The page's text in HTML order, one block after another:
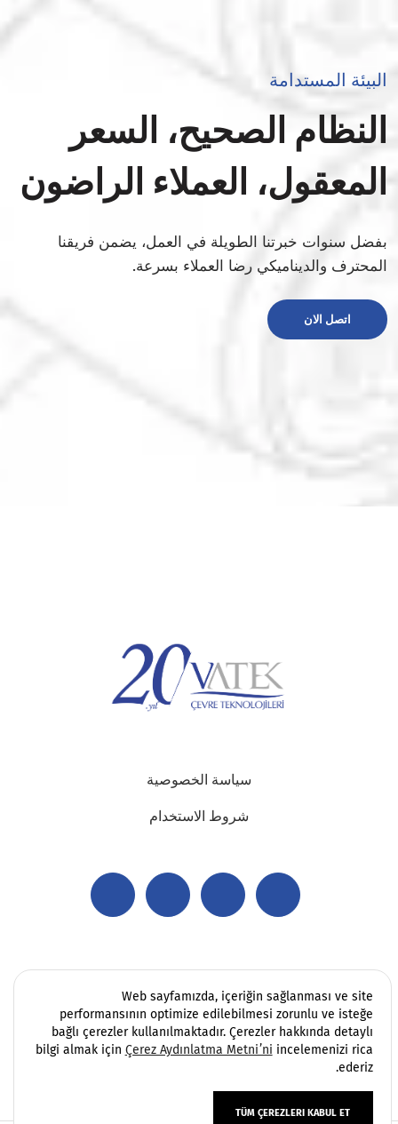
البيئة المستدامة
النظام الصحيح، السعر
المعقول، العملاء الراضون
بفضل سنوات خبرتنا الطويلة في العمل، يضمن فريقنا
المحترف والديناميكي رضا العملاء بسرعة.
اتصل الان
سياسة الخصوصية
شروط الاستخدام
Web sayfamızda, içeriğin sağlanması ve site
performansının optimize edilebilmesi zorunlu ve isteğe
bağlı çerezler kullanılmaktadır. Çerezler hakkında detaylı
bilgi almak için Çerez Aydınlatma Metni’ni incelemenizi rica
ederiz.
TÜM ÇEREZLERI KABUL ET